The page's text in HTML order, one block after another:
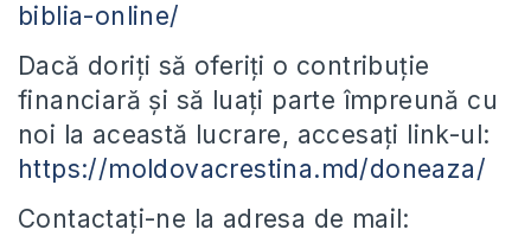
biblia-online/
Dacă doriți să oferiți o contribuție
financiară și să luați parte împreună cu
noi la această lucrare, accesați link-ul:
https://moldovacrestina.md/doneaza/
Contactați-ne la adresa de mail: